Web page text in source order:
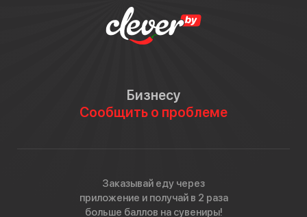
Бизнесу
Сообщить о проблеме
Заказывай еду через
приложение и получай в 2 раза
больше баллов на сувениры!